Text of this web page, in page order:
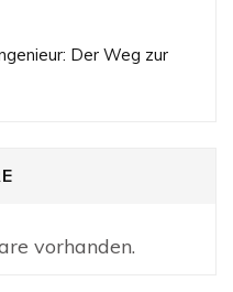
Der Weg zur
vorhanden.